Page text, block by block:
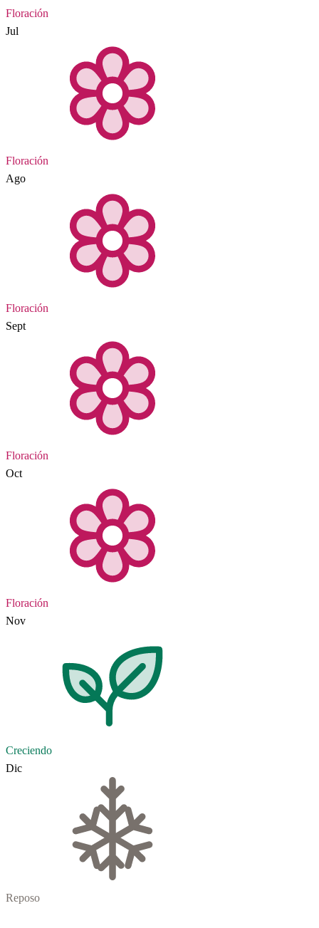
Floración
Jul
Floración
Ago
Floración
Sept
Floración
Oct
Floración
Nov
Creciendo
Dic
Reposo